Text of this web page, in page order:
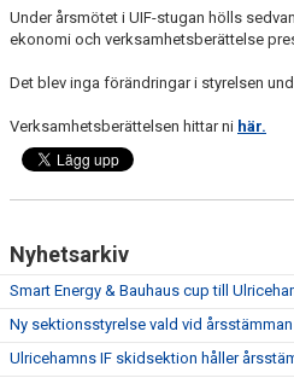
TÄVLINGSKALENDER
SEKTIONEN
MEDLEMSSKAP
VERKSAMHETSPLAN
NYHETER
Under årsmötet i UIF-stugan hölls
ekonomi och verksamhetsberättelse
Det blev inga förändringar i styrelsen
Verksamhetsberättelsen hittar ni här.
Nyhetsarkiv
Smart Energy & Bauhaus cup till
Ny sektionsstyrelse vald vid
Ulricehamns IF skidsektion håller